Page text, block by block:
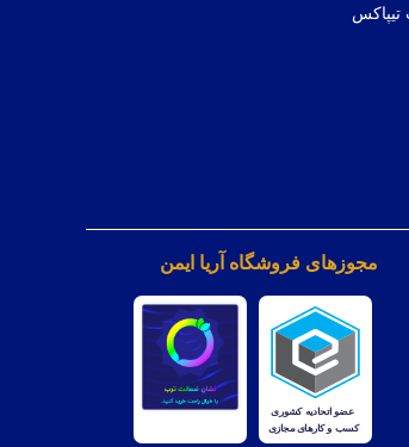
تیپاکس
مجوزهای فروشگاه آریا ایمن